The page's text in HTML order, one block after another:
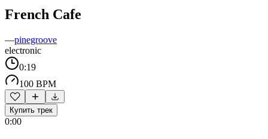
French Cafe
—pinegroove
electronic
0:19
100 BPM
Купить трек
0:00